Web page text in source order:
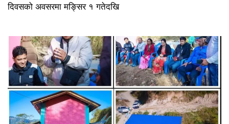
दिवसको अवसरमा मङ्सिर १ गतेदखि